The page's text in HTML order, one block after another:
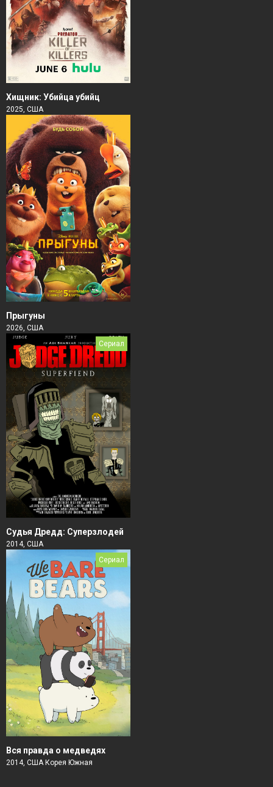
Хищник: Убийца убийц
2025, США
Прыгуны
2026, США
Сериал
Судья Дредд: Суперзлодей
2014, США
Сериал
Вся правда о медведях
2014, США Корея Южная